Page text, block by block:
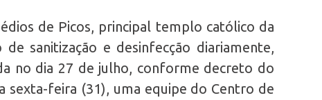
de Picos, principal templo católico da
sanitização e desinfecção diariamente,
no dia 27 de julho, conforme decreto do
sexta-feira (31), uma equipe do Centro de